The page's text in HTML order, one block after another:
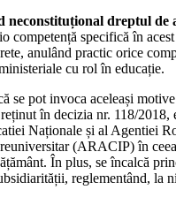
neconstituțional dreptul de
competență specifică în
anulând practic orice
cu rol în educație.
se pot invoca aceleași
în decizia nr. 118/2018,
Naționale și al Agentiei
(ARACIP) în
În plus, se încalcă
reglementând, la